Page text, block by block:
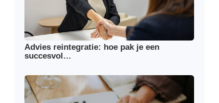
Advies reintegratie: hoe pak je een
succesvol…